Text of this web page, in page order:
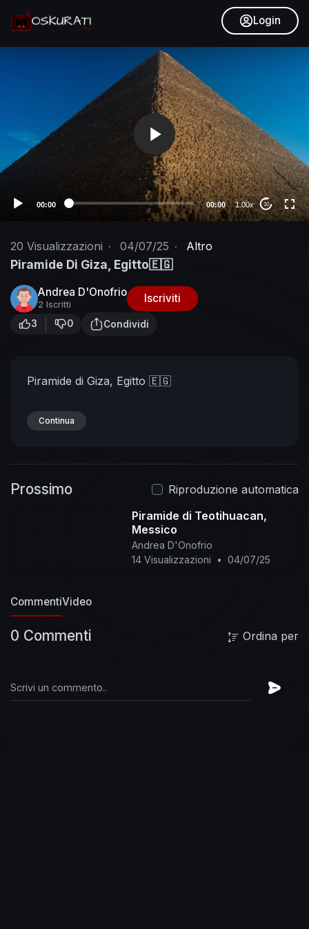
Login
a
00:00 00:00 1.00x 10
20 Visualizzazioni · 04/07/25 · Altro
Piramide Di Giza, Egitto🇪🇬
Andrea D'Onofrio
2 Iscritti Iscriviti
3 0 Condividi
Piramide di Giza, Egitto 🇪🇬
Continua
Prossimo
Riproduzione automatica
Piramide di Teotihuacan,
Messico
Andrea D'Onofrio
14 Visualizzazioni
• 04/07/25
CommentiVideo
0 Commenti Ordina per